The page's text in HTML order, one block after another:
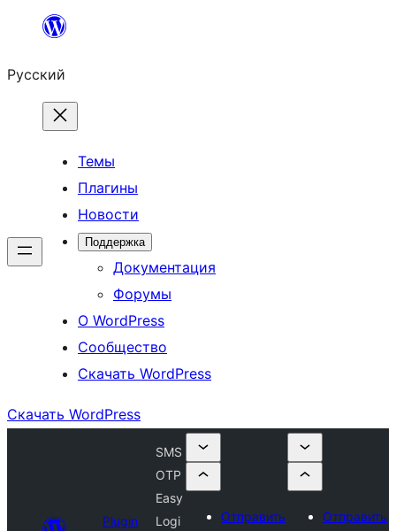
Перейти
содержимому
Русский
Темы
Плагины
Новости
Поддержка
Документация
Форумы
О WordPress
Сообщество
Скачать WordPress
Скачать WordPress
Plugin
SMS
OTP
Easy
Logi
Отправить
Отправить